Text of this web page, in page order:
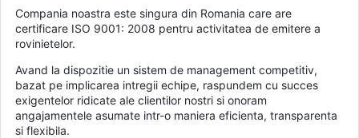
Compania noastra este singura din Romania care are
certificare ISO 9001: 2008 pentru activitatea de emitere a
rovinietelor.
Avand la dispozitie un sistem de management competitiv,
bazat pe implicarea intregii echipe, raspundem cu succes
exigentelor ridicate ale clientilor nostri si onoram
angajamentele asumate intr-o maniera eficienta, transparenta
si flexibila.